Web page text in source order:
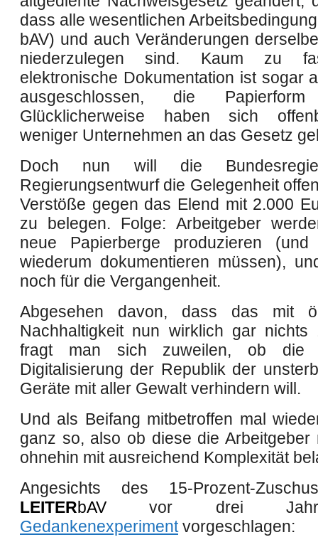
dass alle wesentlichen
bAV) und auch Veränderungen
niederzulegen sind. Kaum zu
elektronische Dokumentation ist sogar
ausgeschlossen, die Papierform
Glücklicherweise haben sich
weniger Unternehmen an das Gesetz
Doch nun will die
Regierungsentwurf die Gelegenheit
Verstöße gegen das Elend mit 2.000
zu belegen. Folge: Arbeitgeber
neue Papierberge produzieren
wiederum dokumentieren müssen),
noch für die Vergangenheit.
Abgesehen davon, dass das mit
Nachhaltigkeit nun wirklich gar
fragt man sich zuweilen, ob die
Digitalisierung der Republik der
Geräte mit aller Gewalt verhindern will.
Und als Beifang mitbetroffen mal
ganz so, also ob diese die Arbeitgeber
ohnehin mit ausreichend Komplexität
Angesichts des 15-Prozent-
LEITERbAV vor drei
Gedankenexperimentvorgeschlagen: